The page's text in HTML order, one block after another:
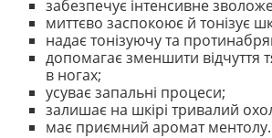
забезпечує інтенсивне
миттєво заспокоює й тонізує
надає тонізуючу та
допомагає зменшити відчуття
в ногах;
усуває запальні процеси;
залишає на шкірі тривалий
має приємний аромат ментолу.